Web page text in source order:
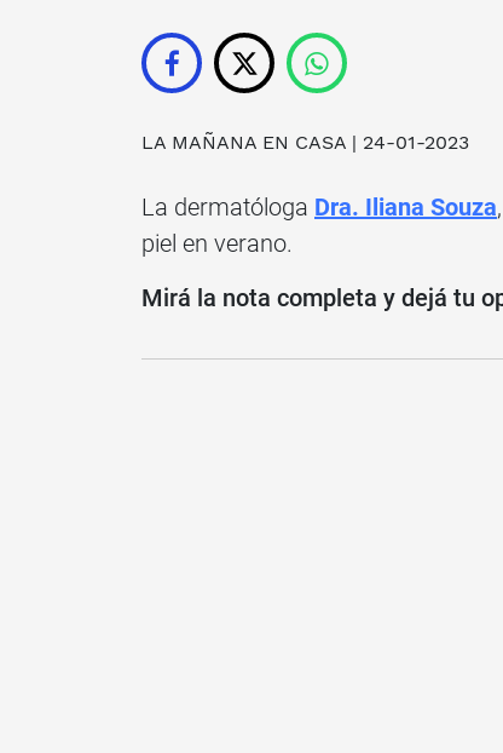
LA MAÑANA EN CASA | 24-01-2023
La dermatóloga Dra. Iliana Souza
piel en verano.
Mirá la nota completa y dejá tu